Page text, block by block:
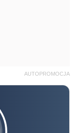
AUTOPROMOCJA